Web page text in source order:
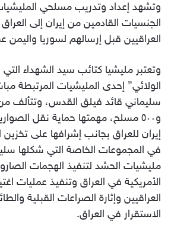
وتشهد إعداد وتدريب مسلحي
الجنسيات القادمين من إيران إلى
العراقيين قبل إرسالهم لسوريا واليمن
وتعتبر مليشيا كتائب سيد الشهداء التي
الولائي” إحدى المليشيات المرتبطة
و٥٠٠ مسلح، مهمتها حماية نقل
إيران للعراق بجانب إشرافها على
في المجموعات الخاصة التي شكلها
مليشيات الحشد لتنفيذ الهجمات
الأمريكية في العراق وتنفيذ عمليات
العراقيين وإثارة الصراعات القبلية
الاستقرار في العراق.